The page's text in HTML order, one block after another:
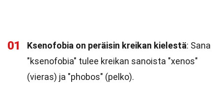
01 Ksenofobia on peräisin kreikan kielestä: Sana
"ksenofobia" tulee kreikan sanoista "xenos"
(vieras) ja "phobos" (pelko).